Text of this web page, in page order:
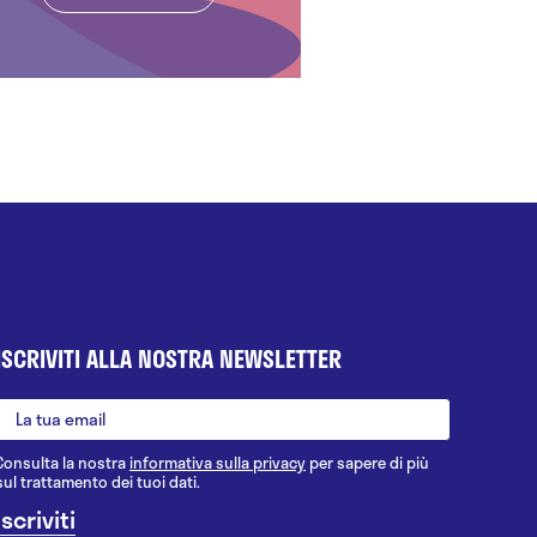
ALLA NOSTRA NEWSLETTER
la nostrainformativa sulla privacy per sapere di più
trattamento dei tuoi dati.